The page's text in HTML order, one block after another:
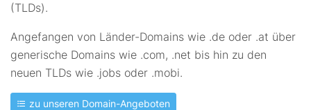
(TLDs).
Angefangen von Länder-Domains wie .de oder .at über
generische Domains wie .com, .net bis hin zu den
neuen TLDs wie .jobs oder .mobi.
zu unseren Domain-Angeboten